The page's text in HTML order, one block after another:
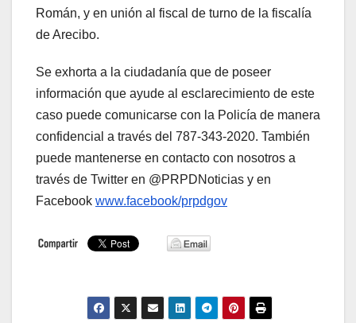
Román, y en unión al fiscal de turno de la fiscalía
de Arecibo.
Se exhorta a la ciudadanía que de poseer
información que ayude al esclarecimiento de este
caso puede comunicarse con la Policía de manera
confidencial a través del 787-343-2020. También
puede mantenerse en contacto con nosotros a
través de Twitter en @PRPDNoticias y en
Facebook www.facebook/prpdgov